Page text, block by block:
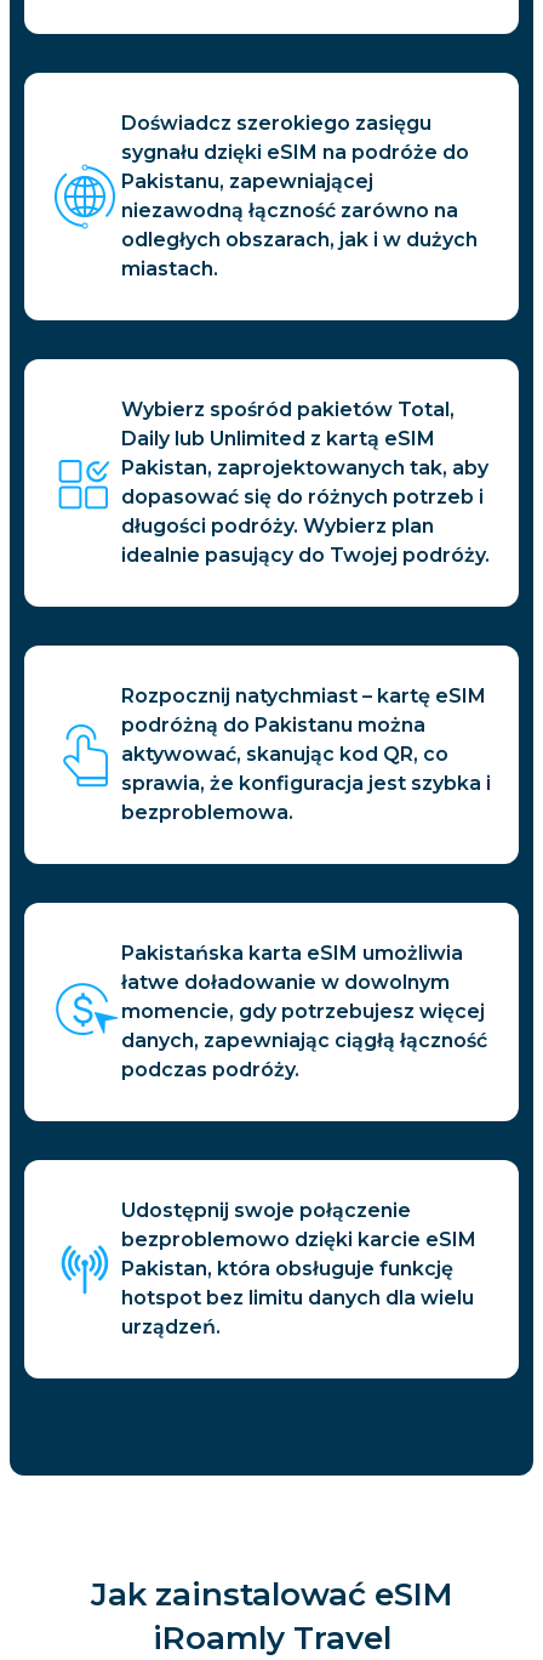
Doświadcz szerokiego zasięgu
sygnału dzięki eSIM na podróże do
Pakistanu, zapewniającej
niezawodną łączność zarówno na
odległych obszarach, jak i w dużych
miastach.
Wybierz spośród pakietów Total,
Daily lub Unlimited z kartą eSIM
Pakistan, zaprojektowanych tak, aby
dopasować się do różnych potrzeb i
długości podróży. Wybierz plan
idealnie pasujący do Twojej podróży.
Rozpocznij natychmiast – kartę eSIM
podróżną do Pakistanu można
aktywować, skanując kod QR, co
sprawia, że konfiguracja jest szybka i
bezproblemowa.
Pakistańska karta eSIM umożliwia
łatwe doładowanie w dowolnym
momencie, gdy potrzebujesz więcej
danych, zapewniając ciągłą łączność
podczas podróży.
Udostępnij swoje połączenie
bezproblemowo dzięki karcie eSIM
Pakistan, która obsługuje funkcję
hotspot bez limitu danych dla wielu
urządzeń.
Jak zainstalować eSIM
iRoamly Travel